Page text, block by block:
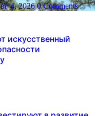
4, 2026 0 Comments
искусственный